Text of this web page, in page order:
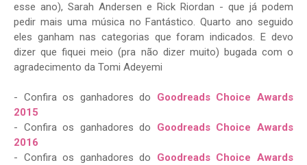
esse ano), Sarah Andersen e Rick Riordan - que já podem
pedir mais uma música no Fantástico. Quarto ano seguido
eles ganham nas categorias que foram indicados. E devo
dizer que fiquei meio (pra não dizer muito) bugada com o
agradecimento da Tomi Adeyemi
- Confira os ganhadores do Goodreads Choice Awards
2015
- Confira os ganhadores do Goodreads Choice Awards
2016
- Confira os ganhadores do Goodreads Choice Awards